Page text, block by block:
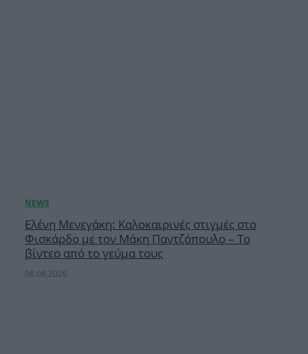
Ελένη Μενεγάκη: Καλοκαιρινές στιγμές στο
Φισκάρδο με τον Μάκη Παντζόπουλο – Το
βίντεο από το γεύμα τους
06.08.2026